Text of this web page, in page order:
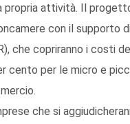
propria attività. Il
con il supporto
che copriranno i costi
cento per le micro e
che si